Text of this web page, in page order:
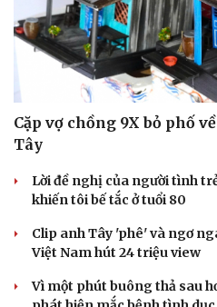
Cặp vợ chồng 9X bỏ phố
Tây
Lời đề nghị của người tình
khiến tôi bế tắc ở tuổi 80
Clip anh Tây 'phê' và ngơ
Việt Nam hút 24 triệu view
Vì một phút buông thả sau